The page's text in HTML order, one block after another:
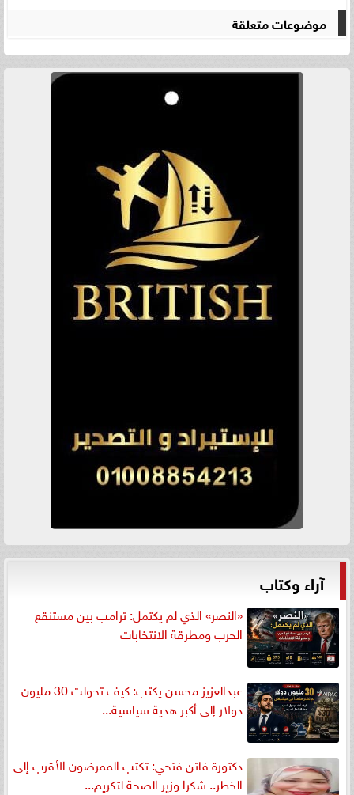
موضوعات متعلقة
آراء وكتاب
«النصر» الذي لم يكتمل: ترامب بين مستنقع
الحرب ومطرقة الانتخابات
عبدالعزيز محسن يكتب: كيف تحولت 30 مليون
دولار إلى أكبر هدية سياسية...
دكتورة فاتن فتحي: تكتب الممرضون الأقرب إلى
الخطر.. شكرا وزير الصحة لتكريم...